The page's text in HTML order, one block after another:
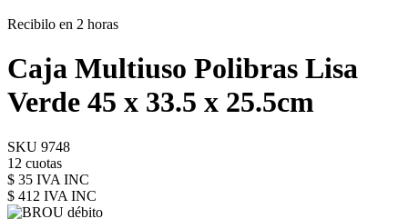
Recibilo en 2 horas
Caja Multiuso Polibras Lisa
Verde 45 x 33.5 x 25.5cm
SKU 9748
12 cuotas
$ 35 IVA INC
$ 412 IVA INC